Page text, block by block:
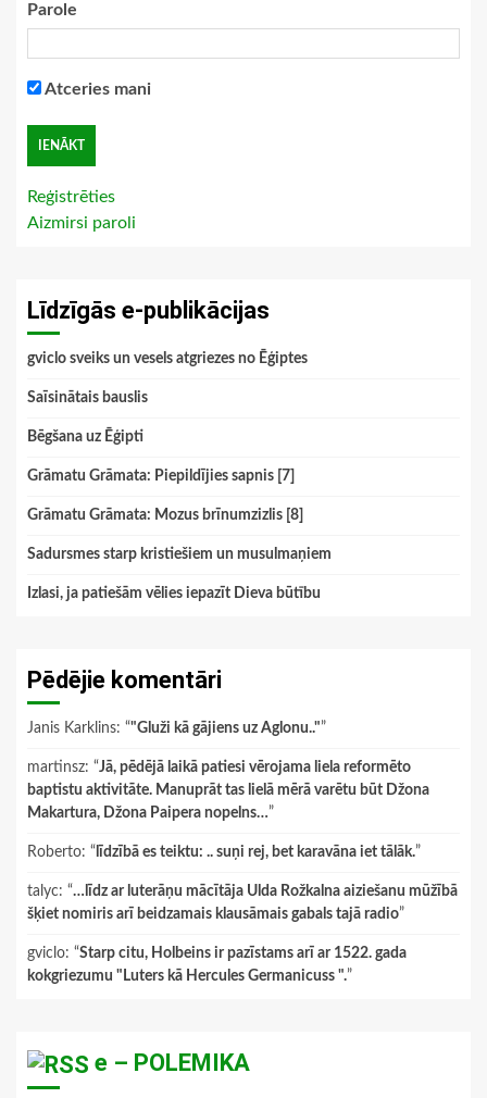
Parole
Atceries mani
Reģistrēties
Aizmirsi paroli
Līdzīgās e-publikācijas
gviclo sveiks un vesels atgriezes no Ēģiptes
Saīsinātais bauslis
Bēgšana uz Ēģipti
Grāmatu Grāmata: Piepildījies sapnis [7]
Grāmatu Grāmata: Mozus brīnumzizlis [8]
Sadursmes starp kristiešiem un musulmaņiem
Izlasi, ja patiešām vēlies iepazīt Dieva būtību
Pēdējie komentāri
Janis Karklins: “"Gluži kā gājiens uz Aglonu.."”
martinsz: “Jā, pēdējā laikā patiesi vērojama liela reformēto
baptistu aktivitāte. Manuprāt tas lielā mērā varētu būt Džona
Makartura, Džona Paipera nopelns…”
Roberto: “ līdzībā es teiktu: .. suņi rej, bet karavāna iet tālāk.”
talyc: “…līdz ar luterāņu mācītāja Ulda Rožkalna aiziešanu mūžībā
šķiet nomiris arī beidzamais klausāmais gabals tajā radio”
gviclo: “Starp citu, Holbeins ir pazīstams arī ar 1522. gada
kokgriezumu "Luters kā Hercules Germanicuss ".”
e – POLEMIKA